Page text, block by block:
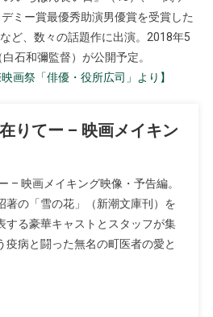
ミー賞最優秀助演男優賞を受賞した
ど、数々の話題作に出演。2018年5
石和彌監督）が公開予定。
画祭「俳優・役所広司」より】
りてー – 映画メイキン
– 映画メイキング映像・予告編。
著の「雪の花」（新潮文庫刊）を
する豪華キャストとスタッフが集
疫病と闘った無名の町医者の愛と